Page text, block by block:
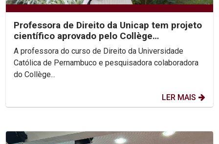
Professora de Direito da Unicap tem projeto
científico aprovado pelo Collège
International de...
A professora do curso de Direito da Universidade
Católica de Pernambuco e pesquisadora colaboradora
do Collège...
LER MAIS